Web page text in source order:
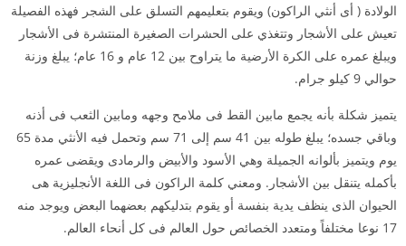
الولادة ( أى أنثي الراكون) ويقوم بتعليمهم التسلق على الشجر فهذه الفصيلة
تعيش على الأشجار وتتغذي على الحشرات الصغيرة المنتشرة فى الأشجار
ويبلغ عمره على الكرة الأرضية ما يتراوح بين 12 عام و 16 عام؛ يبلغ وزنة
حوالي 9 كيلو جرام.
يتميز شكلة بأنه يجمع مابين القط فى ملامح وجهه ومابين الثعب فى أذنه
وباقي جسده؛ يبلغ طوله بين 41 سم إلى 71 سم وتحمل فيه الأنثي مدة 65
يوم ويتميز بألوانه الجميلة وهي الأسود والأبيض والرمادى ويقضى عمره
بأكمله يتنقل بين الأشجار. ومعني كلمة الراكون فى اللغة الأنجليزية هى
الحيوان الذى ينظف يدية بنفسة أو يقوم بتدليكهم بعضهما البعض ويوجد منه
17 نوعا مختلفاً ومتعدد الخصائص حول العالم فى كل أنحاء العالم.